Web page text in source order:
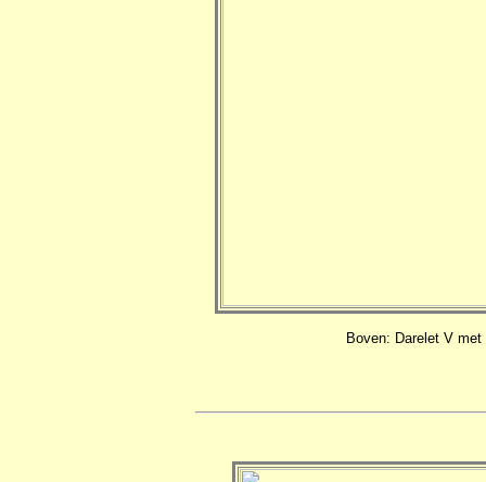
Boven: Darelet V